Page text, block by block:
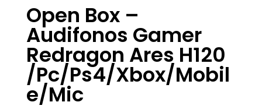
Open Box –
Audifonos Gamer
Redragon Ares H120
/pc/ps4/xbox/mobil
E/mic